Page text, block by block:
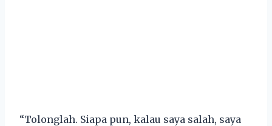
“Tolonglah. Siapa pun, kalau saya salah, saya